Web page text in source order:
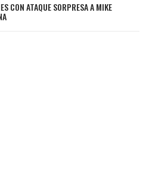
CON ATAQUE SORPRESA A MIKE